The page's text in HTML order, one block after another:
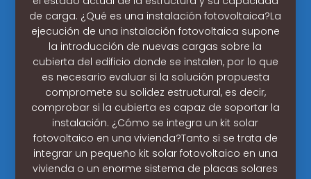
de carga. ¿Qué es una instalación fotovoltaica?La
ejecución de una instalación fotovoltaica supone
la introducción de nuevas cargas sobre la
cubierta del edificio donde se instalen, por lo que
es necesario evaluar si la solución propuesta
compromete su solidez estructural, es decir,
comprobar si la cubierta es capaz de soportar la
instalación. ¿Cómo se integra un kit solar
fotovoltaico en una vivienda?Tanto si se trata de
integrar un pequeño kit solar fotovoltaico en una
vivienda o un enorme sistema de placas solares